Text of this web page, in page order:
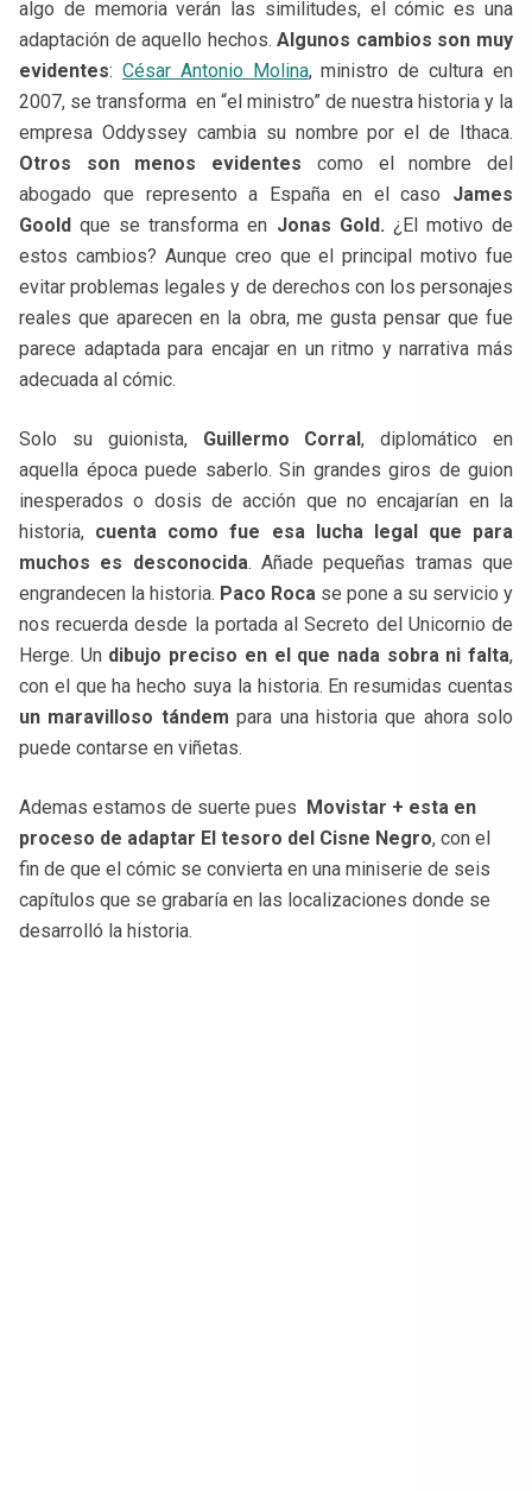
algo de memoria verán las similitudes, el cómic es una
adaptación de aquello hechos.Algunos cambios son muy
evidentes: César Antonio Molina, ministro de cultura en
2007, se transforma en “el ministro” de nuestra historia y la
empresa Oddyssey cambia su nombre por el de Ithaca.
Otros son menos evidentes como el nombre del
abogado que represento a España en el caso James
Goold que se transforma en Jonas Gold. ¿El motivo de
estos cambios? Aunque creo que el principal motivo fue
evitar problemas legales y de derechos con los personajes
reales que aparecen en la obra, me gusta pensar que fue
parece adaptada para encajar en un ritmo y narrativa más
adecuada al cómic.
Solo su guionista, Guillermo Corral, diplomático en
aquella época puede saberlo. Sin grandes giros de guion
inesperados o dosis de acción que no encajarían en la
historia, cuenta como fue esa lucha legal que para
muchos es desconocida. Añade pequeñas tramas que
engrandecen la historia. Paco Roca se pone a su servicio y
nos recuerda desde la portada al Secreto del Unicornio de
Herge. Un dibujo preciso en el que nada sobra ni falta,
con el que ha hecho suya la historia. En resumidas cuentas
un maravilloso tándem para una historia que ahora solo
puede contarse en viñetas.
Ademas estamos de suerte pues Movistar + esta en
proceso de adaptar El tesoro del Cisne Negro, con el
fin de que el cómic se convierta en una miniserie de seis
capítulos que se grabaría en las localizaciones donde se
desarrolló la historia.